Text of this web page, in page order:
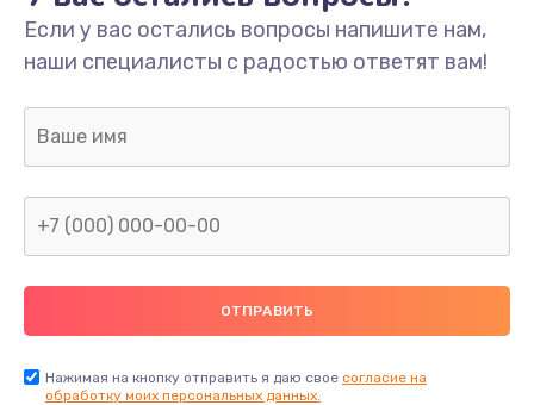
Замена/Pемонт карбюратора
1300 руб.
Заказать
Ремонт капиллярной трубки
400 руб.
Заказать
Если у вас остались вопросы напишите нам,
наши специалисты с радостью ответят вам!
Нажимая на кнопку отправить я даю свое согласие на
обработку моих персональных данных.